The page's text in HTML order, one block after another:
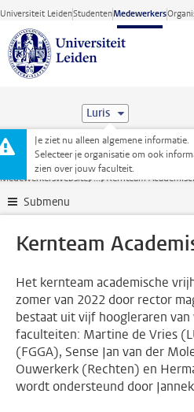
Ga direct naar de inhoud
Universiteit LeidenStudentenMedewerkers
Luris
Je ziet nu alleen algemene informatie.
Selecteer je organisatie om ook
zien over jouw faculteit.
Menu
Medewerkerswebsite ... Kernteam
Submenu
Kernteam
Het kernteam academische
zomer van 2022 door rector
bestaat uit vijf hoogleraren
faculteiten: Martine de Vries
(FGGA), Sense Jan van der
Ouwerkerk (Rechten) en
wordt ondersteund door